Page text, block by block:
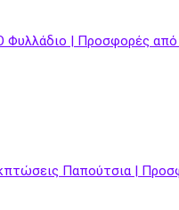
Φυλλάδιο | Προσφορές
Παπούτσια |